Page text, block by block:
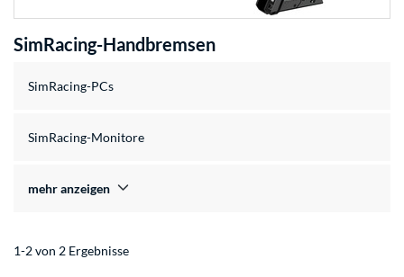
SimRacing-Handbremsen
SimRacing-PCs
SimRacing-Monitore
mehr anzeigen
1-2 von 2 Ergebnisse